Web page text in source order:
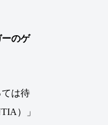
のゲ
は待
）」